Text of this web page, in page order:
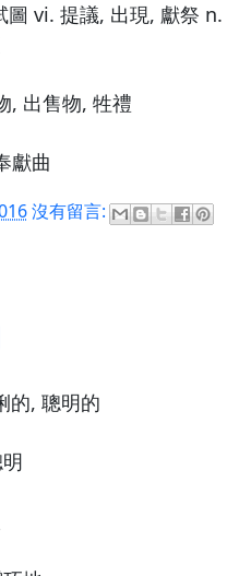
vi. 提議, 出現, 獻祭 n.
, 出售物, 牲禮
獻曲
沒有留言:
的, 聰明的